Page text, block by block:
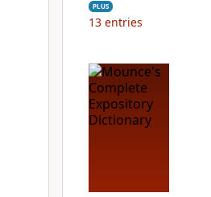
PLUS
13 entries